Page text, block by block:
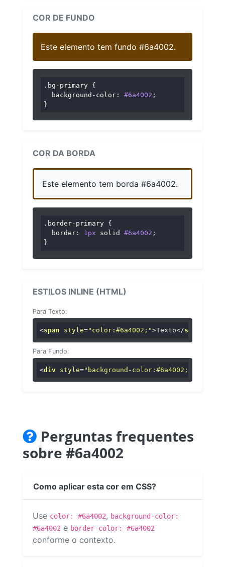
COR DE FUNDO
Este elemento tem fundo #6a4002.
.bg-primary {
background-color : #6a4002 ;
}
COR DA BORDA
Este elemento tem borda #6a4002.
.border-primary {
border : 1px solid #6a4002 ;
}
ESTILOS INLINE (HTML)
Para Texto:
<span style="color:#6a4002;">Texto</span
Para Fundo:
<div style="background-color:#6a4002;"
Perguntas frequentes
sobre #6a4002
Como aplicar esta cor em CSS?
Use color: #6a4002, background-color:
#6a4002 e border-color: #6a4002
conforme o contexto.